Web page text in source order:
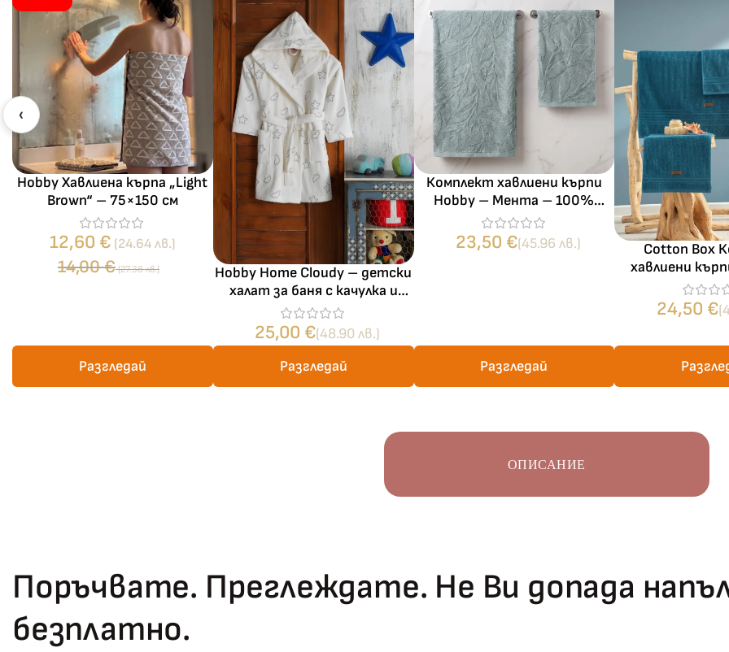
‹
Hobby Хавлиена кърпа „Light
Brown“ – 75×150 см
14,00€ (27.38 лв.)
12,60 € (24.64 лв.)
Разгледай
Hobby Home Cloudy – детски
халат за баня с качулка и
бродерия, 3–4 години
25,00 €(48.90 лв.)
Разгледай
Комплект хавлиени кърпи
Hobby – Мента – 100%
микропамук – 450 г/м² – 2
части
23,50 €(45.96 лв.)
Разгледай
Cotton Box
хавлиени
Ocean
100%
24,50 €
ОПИСАНИЕ
Поръчвате. Преглеждате. Не Ви допада
безплатно.